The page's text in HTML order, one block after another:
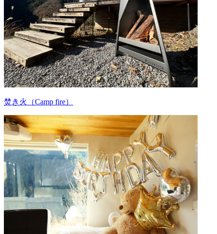
焚き火（Camp fire）